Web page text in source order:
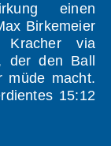
einen
Birkemeier
Kracher via
der den Ball
müde macht.
15:12